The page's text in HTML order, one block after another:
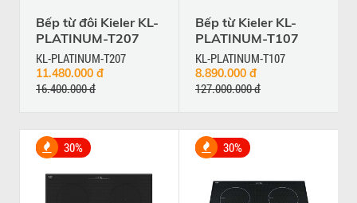
Bếp từ đôi Kieler KL-
PLATINUM-T207
KL-PLATINUM-T207
11.480.000 đ
16.400.000 đ
Bếp từ Kieler KL-
PLATINUM-T107
KL-PLATINUM-T107
8.890.000 đ
127.000.000 đ
30% 30%